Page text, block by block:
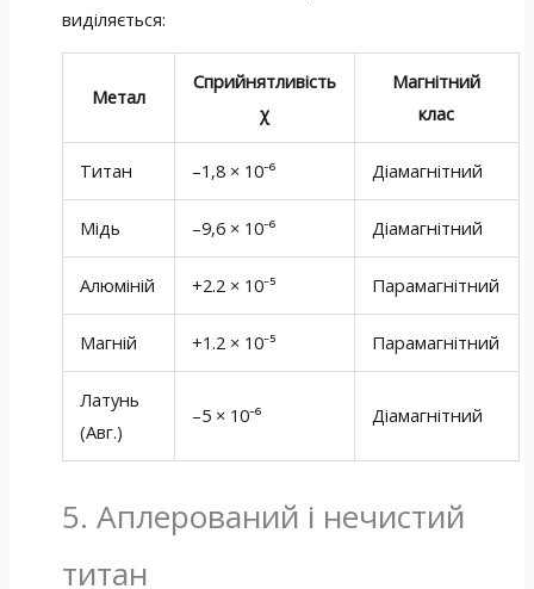
виділяється:
Метал
Сприйнятливість
χ
Магнітний
клас
Титан –1,8 × 10⁻⁶ Діамагнітний
Мідь –9,6 × 10⁻⁶ Діамагнітний
Алюміній +2.2 × 10⁻⁵ Парамагнітний
Магній +1.2 × 10⁻⁵ Парамагнітний
Латунь
(Авг.)
–5 × 10⁻⁶ Діамагнітний
5. Аплерований і нечистий
титан